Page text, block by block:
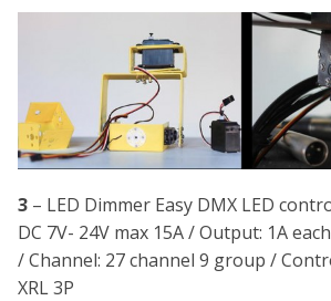
3 – LED Dimmer Easy DMX LED
DC 7V- 24V max 15A / Output: 1A
/ Channel: 27 channel 9 group /
XRL 3P